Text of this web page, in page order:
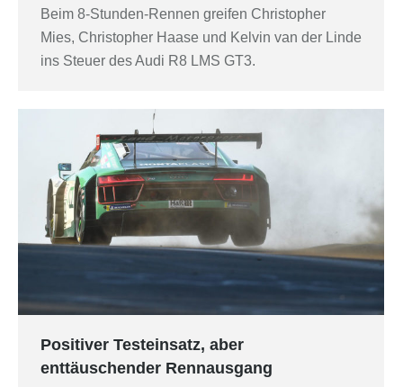
Beim 8-Stunden-Rennen greifen Christopher
Mies, Christopher Haase und Kelvin van der Linde
ins Steuer des Audi R8 LMS GT3.
Positiver Testeinsatz, aber
enttäuschender Rennausgang